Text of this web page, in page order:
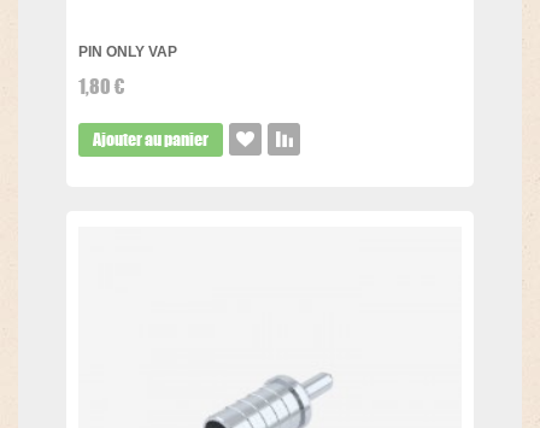
PIN ONLY VAP
1,80 €
Ajouter au panier